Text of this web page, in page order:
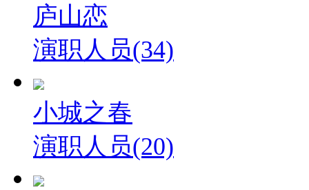
庐山恋
演职人员(34)
小城之春
演职人员(20)